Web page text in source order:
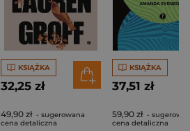
KSIĄŻKA
32,25 zł
49,90 zł - sugerowana
cena detaliczna
KSIĄŻKA
37,51 zł
59,90 zł -
cena detaliczna